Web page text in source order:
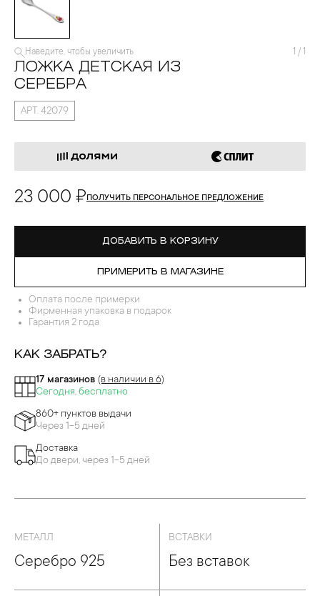
Наведите, чтобы увеличить 1 / 1
ЛОЖКА ДЕТСКАЯ ИЗ
СЕРЕБРА
АРТ. 42079
23 000 ₽ ПОЛУЧИТЬ ПЕРСОНАЛЬНОЕ ПРЕДЛОЖЕНИЕ
ДОБАВИТЬ В КОРЗИНУ
ПРИМЕРИТЬ В МАГАЗИНЕ
Оплата после примерки
Фирменная упаковка в подарок
Гарантия 2 года
КАК ЗАБРАТЬ?
17 магазинов (в наличии в 6)
Сегодня, бесплатно
860+ пунктов выдачи
Через 1-5 дней
Доставка
До двери, через 1-5 дней
МЕТАЛЛ
Серебро 925
ВСТАВКИ
Без вставок